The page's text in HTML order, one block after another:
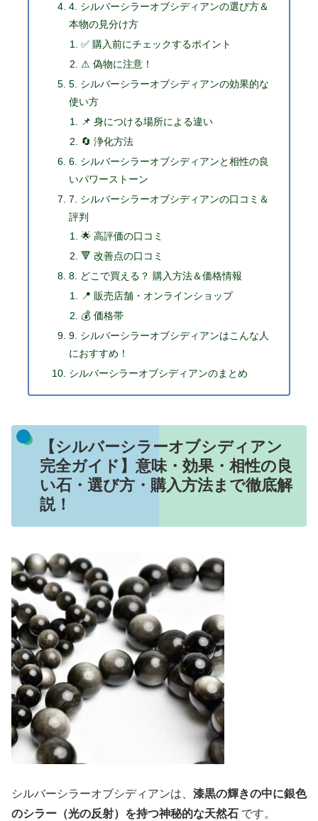
4. シルバーシラーオブシディアンの選び方＆
本物の見分け方
✅ 購入前にチェックするポイント
⚠ 偽物に注意！
5. シルバーシラーオブシディアンの効果的な
使い方
📌 身につける場所による違い
🔄 浄化方法
6. シルバーシラーオブシディアンと相性の良
いパワーストーン
7. シルバーシラーオブシディアンの口コミ＆
評判
🌟 高評価の口コミ
🔻 改善点の口コミ
8. どこで買える？ 購入方法＆価格情報
📍 販売店舗・オンラインショップ
💰 価格帯
9. シルバーシラーオブシディアンはこんな人
におすすめ！
シルバーシラーオブシディアンのまとめ
【シルバーシラーオブシディアン
完全ガイド】意味・効果・相性の良
い石・選び方・購入方法まで徹底解
説！
シルバーシラーオブシディアンは、 漆黒の輝きの中に銀色
のシラー（光の反射）を持つ神秘的な天然石 です。